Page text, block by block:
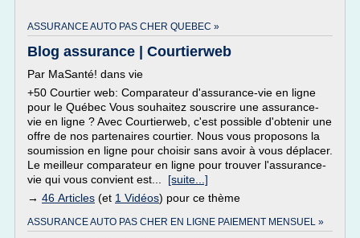
ASSURANCE AUTO PAS CHER QUEBEC »
Blog assurance | Courtierweb
Par MaSanté! dans vie
+50 Courtier web: Comparateur d'assurance-vie en ligne
pour le Québec Vous souhaitez souscrire une assurance-
vie en ligne ? Avec Courtierweb, c'est possible d'obtenir une
offre de nos partenaires courtier. Nous vous proposons la
soumission en ligne pour choisir sans avoir à vous déplacer.
Le meilleur comparateur en ligne pour trouver l'assurance-
vie qui vous convient est... [suite...]
→ 46 Articles (et 1 Vidéos) pour ce thème
ASSURANCE AUTO PAS CHER EN LIGNE PAIEMENT MENSUEL »